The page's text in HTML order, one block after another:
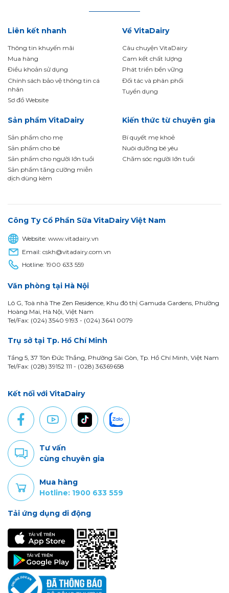
Liên kết nhanh
Thông tin khuyến mãi
Mua hàng
Điều khoản sử dụng
Chính sách bảo vệ thông tin cá
nhân
Sơ đồ Website
Về VitaDairy
Câu chuyện VitaDairy
Cam kết chất lượng
Phát triển bền vững
Đối tác và phân phối
Tuyển dụng
Sản phẩm VitaDairy
Sản phẩm cho mẹ
Sản phẩm cho bé
Sản phẩm cho người lớn tuổi
Sản phẩm tăng cường miễn
dịch dùng kèm
Kiến thức từ chuyên gia
Bí quyết mẹ khoẻ
Nuôi dưỡng bé yêu
Chăm sóc người lớn tuổi
Công Ty Cổ Phần Sữa VitaDairy Việt Nam
Website:www.vitadairy.vn
Email:cskh@vitadairy.com.vn
Hotline:1900 633 559
Văn phòng tại Hà Nội
Lô G, Toà nhà The Zen Residence, Khu đô thị Gamuda Gardens, Phường
Hoàng Mai, Hà Nội, Việt Nam
Tel/Fax: (024) 3540 9193 - (024) 3641 0079
Trụ sở tại Tp. Hồ Chí Minh
Tầng 5, 37 Tôn Đức Thắng, Phường Sài Gòn, Tp. Hồ Chí Minh, Việt Nam
Tel/Fax: (028) 39152 111 - (028) 36369658
Kết nối với VitaDairy
Tư vấn
cùng chuyên gia
Mua hàng
Hotline: 1900 633 559
Tải ứng dụng di động